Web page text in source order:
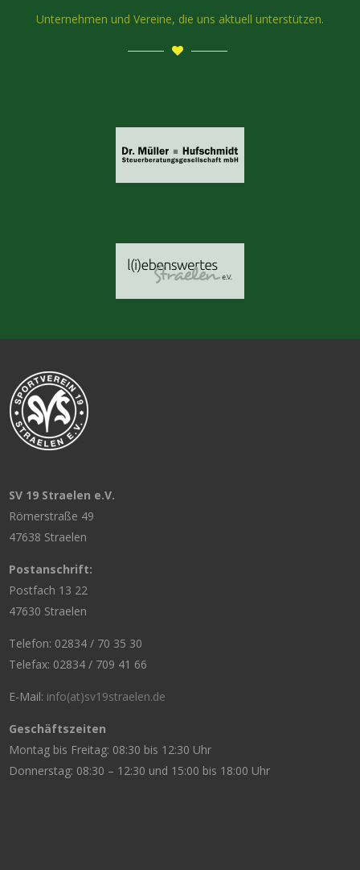
Unternehmen und Vereine, die uns aktuell unterstützen.
SV 19 Straelen e.V.
Römerstraße 49
47638 Straelen
Postanschrift:
Postfach 13 22
47630 Straelen
Telefon: 02834 / 70 35 30
Telefax: 02834 / 709 41 66
E-Mail: info(at)sv19straelen.de
Geschäftszeiten
Montag bis Freitag: 08:30 bis 12:30 Uhr
Donnerstag: 08:30 – 12:30 und 15:00 bis 18:00 Uhr